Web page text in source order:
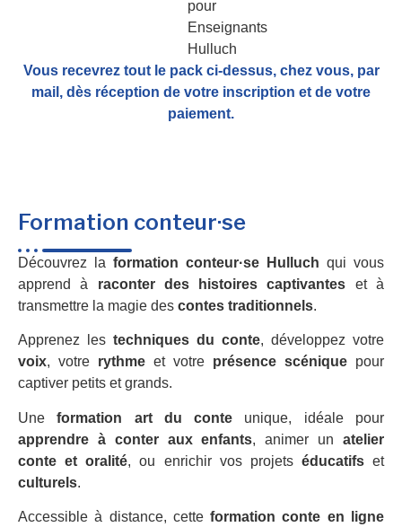
Vous recevrez tout le pack ci-dessus, chez vous, par
mail, dès réception de votre inscription et de votre
paiement.
Formation conteur·se
Découvrez la formation conteur·se Hulluch qui vous
apprend à raconter des histoires captivantes et à
transmettre la magie des contes traditionnels.
Apprenez les techniques du conte, développez votre
voix, votre rythme et votre présence scénique pour
captiver petits et grands.
Uneformation art du conte unique, idéale pour
apprendre à conter aux enfants, animer unatelier
conte et oralité, ou enrichir vos projets éducatifset
culturels.
Accessible à distance, cetteformation conte en ligne